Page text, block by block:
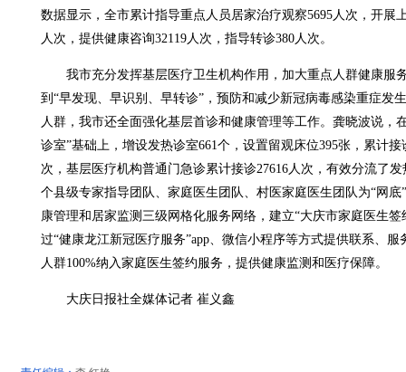
数据显示，全市累计指导重点人员居家治疗观察5695人次，开展
人次，提供健康咨询32119人次，指导转诊380人次。
我市充分发挥基层医疗卫生机构作用，加大重点人群健康服
到“早发现、早识别、早转诊”，预防和减少新冠病毒感染重症发
人群，我市还全面强化基层首诊和健康管理等工作。龚晓波说，
诊室”基础上，增设发热诊室661个，设置留观床位395张，累计
次，基层医疗机构普通门急诊累计接诊27616人次，有效分流了
个县级专家指导团队、家庭医生团队、村医家庭医生团队为“网
康管理和居家监测三级网格化服务网络，建立“大庆市家庭医生
过“健康龙江新冠医疗服务”app、微信小程序等方式提供联系、
人群100%纳入家庭医生签约服务，提供健康监测和医疗保障。
大庆日报社全媒体记者 崔义鑫